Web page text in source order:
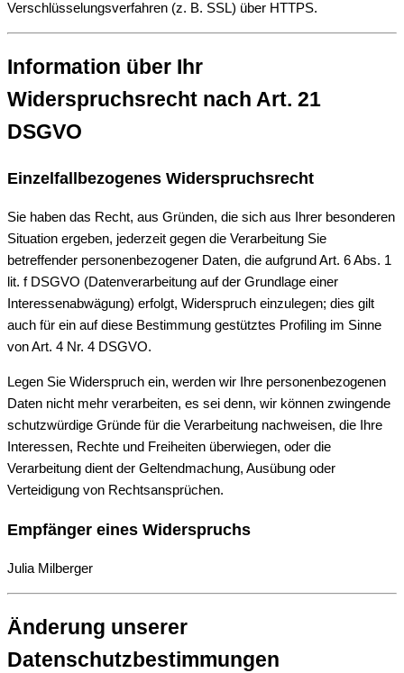
Verschlüsselungsverfahren (z. B. SSL) über HTTPS.
Information über Ihr
Widerspruchsrecht nach Art. 21
DSGVO
Einzelfallbezogenes Widerspruchsrecht
Sie haben das Recht, aus Gründen, die sich aus Ihrer besonderen
Situation ergeben, jederzeit gegen die Verarbeitung Sie
betreffender personenbezogener Daten, die aufgrund Art. 6 Abs. 1
lit. f DSGVO (Datenverarbeitung auf der Grundlage einer
Interessenabwägung) erfolgt, Widerspruch einzulegen; dies gilt
auch für ein auf diese Bestimmung gestütztes Profiling im Sinne
von Art. 4 Nr. 4 DSGVO.
Legen Sie Widerspruch ein, werden wir Ihre personenbezogenen
Daten nicht mehr verarbeiten, es sei denn, wir können zwingende
schutzwürdige Gründe für die Verarbeitung nachweisen, die Ihre
Interessen, Rechte und Freiheiten überwiegen, oder die
Verarbeitung dient der Geltendmachung, Ausübung oder
Verteidigung von Rechtsansprüchen.
Empfänger eines Widerspruchs
Julia Milberger
Änderung unserer
Datenschutzbestimmungen